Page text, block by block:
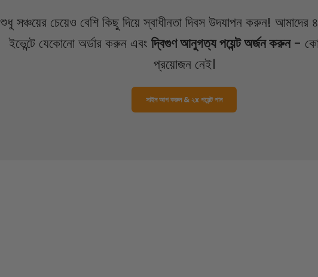
শুধু সঞ্চয়ের চেয়েও বেশি কিছু দিয়ে স্বাধীনতা দিবস উদযাপন করুন! আমাদের
ইভেন্টে যেকোনো অর্ডার করুন এবং দ্বিগুণ আনুগত্য পয়েন্ট অর্জন করুন-
প্রয়োজন নেই।
সাইন আপ করুন & ২x পয়েন্ট পান